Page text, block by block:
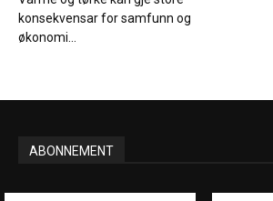
konsekvensar for samfunn og
økonomi...
ABONNEMENT